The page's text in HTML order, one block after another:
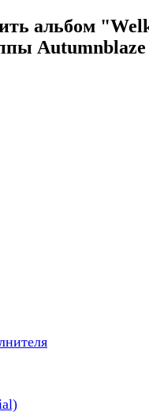
альбом
Autumnblaze